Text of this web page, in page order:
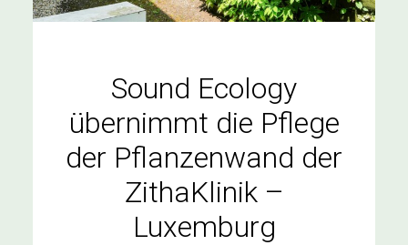
Sound Ecology
übernimmt die Pflege
der Pflanzenwand der
ZithaKlinik –
Luxemburg